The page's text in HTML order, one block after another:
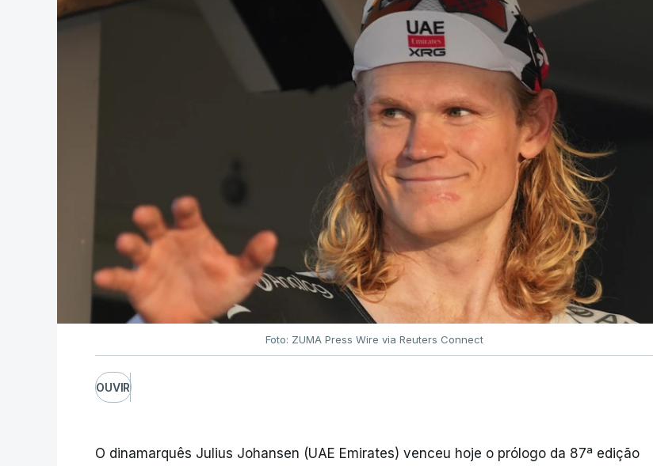
Foto: ZUMA Press Wire via Reuters Connect
OUVIR
O dinamarquês Julius Johansen (UAE Emirates) venceu hoje o prólogo da 87ª edição